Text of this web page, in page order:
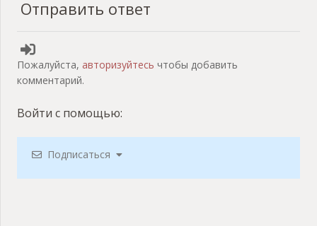
Отправить ответ
Пожалуйста, авторизуйтесь чтобы добавить
комментарий.
Войти с помощью:
Подписаться